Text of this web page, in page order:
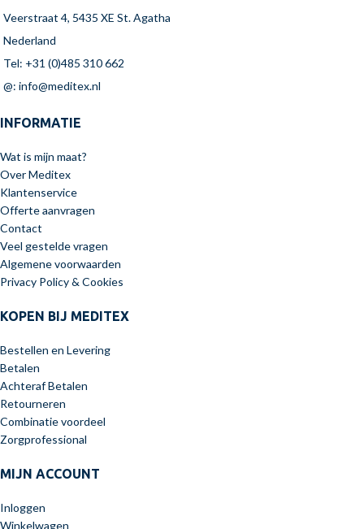
Veerstraat 4, 5435 XE St. Agatha
Nederland
Tel: +31 (0)485 310 662
@: info@meditex.nl
INFORMATIE
Wat is mijn maat?
Over Meditex
Klantenservice
Offerte aanvragen
Contact
Veel gestelde vragen
Algemene voorwaarden
Privacy Policy & Cookies
KOPEN BIJ MEDITEX
Bestellen en Levering
Betalen
Achteraf Betalen
Retourneren
Combinatie voordeel
Zorgprofessional
MIJN ACCOUNT
Inloggen
Winkelwagen